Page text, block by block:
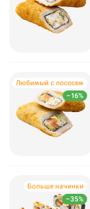
–16%
Любимый с лососем
–35%
Больше начинки